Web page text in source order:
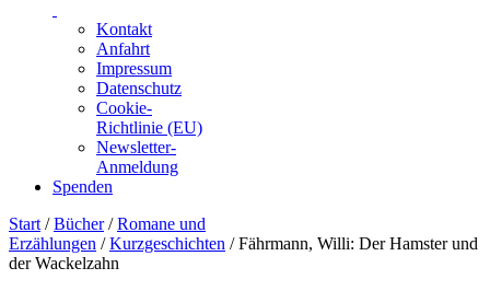
Kontakt
Anfahrt
Impressum
Datenschutz
Cookie-
Richtlinie (EU)
Newsletter-
Anmeldung
Spenden
Skip
to
content
Start /Bücher/Romane und
Erzählungen /Kurzgeschichten / Fährmann, Willi: Der Hamster und
der Wackelzahn